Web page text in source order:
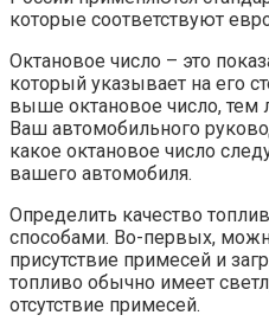
которые соответствуют
Октановое число – это
который указывает на его
выше октановое число, тем
Ваш автомобильного
какое октановое число
вашего автомобиля.
Определить качество
способами. Во-первых,
присутствие примесей и
топливо обычно имеет
отсутствие примесей.